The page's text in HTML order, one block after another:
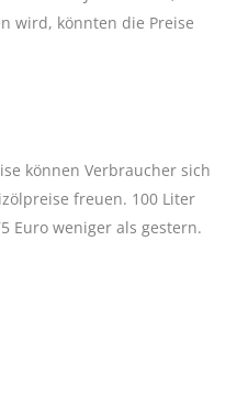
wird, könnten die Preise
können Verbraucher sich
freuen. 100 Liter
Euro weniger als gestern.